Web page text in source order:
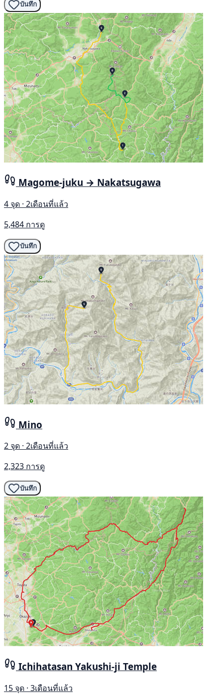
บันทึก
Magome-juku → Nakatsugawa
4 จุด · 2เดือนที่แล้ว
5,484 การดู
บันทึก
Mino
2 จุด · 2เดือนที่แล้ว
2,323 การดู
บันทึก
Ichihatasan Yakushi-ji Temple
15 จุด · 3เดือนที่แล้ว